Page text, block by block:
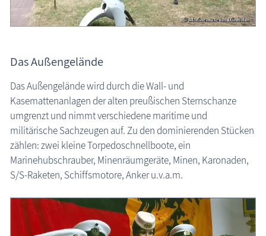
Das Außengelände
Das Außengelände wird durch die Wall- und
Kasemattenanlagen der alten preußischen Sternschanze
umgrenzt und nimmt verschiedene maritime und
militärische Sachzeugen auf. Zu den dominierenden Stücken
zählen: zwei kleine Torpedoschnellboote, ein
Marinehubschrauber, Minenräumgeräte, Minen, Karonaden,
S/S-Raketen, Schiffsmotore, Anker u.v.a.m.